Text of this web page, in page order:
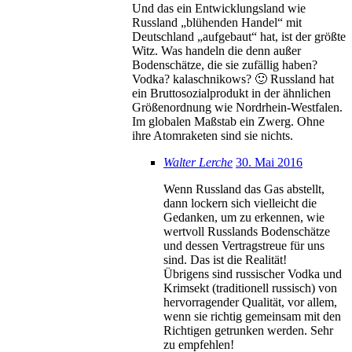
Und das ein Entwicklungsland wie
Russland „blühenden Handel“ mit
Deutschland „aufgebaut“ hat, ist der größte
Witz. Was handeln die denn außer
Bodenschätze, die sie zufällig haben?
Vodka? kalaschnikows? 🙂 Russland hat
ein Bruttosozialprodukt in der ähnlichen
Größenordnung wie Nordrhein-Westfalen.
Im globalen Maßstab ein Zwerg. Ohne
ihre Atomraketen sind sie nichts.
Walter Lerche 30. Mai 2016
Wenn Russland das Gas abstellt,
dann lockern sich vielleicht die
Gedanken, um zu erkennen, wie
wertvoll Russlands Bodenschätze
und dessen Vertragstreue für uns
sind. Das ist die Realität!
Übrigens sind russischer Vodka und
Krimsekt (traditionell russisch) von
hervorragender Qualität, vor allem,
wenn sie richtig gemeinsam mit den
Richtigen getrunken werden. Sehr
zu empfehlen!